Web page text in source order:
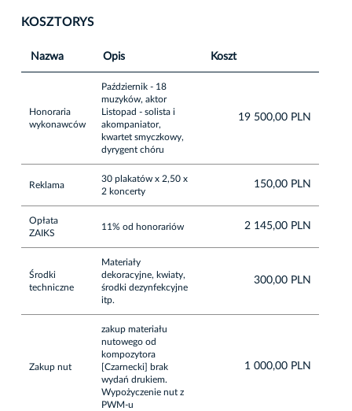
KOSZTORYS
Nazwa Opis Koszt
Honoraria
wykonawców
Październik - 18
muzyków, aktor
Listopad - solista i
akompaniator,
kwartet smyczkowy,
dyrygent chóru
19 500,00 PLN
Reklama
30 plakatów x 2,50 x
2 koncerty
150,00 PLN
Opłata
ZAIKS
11% od honorariów 2 145,00 PLN
Środki
techniczne
Materiały
dekoracyjne, kwiaty,
środki dezynfekcyjne
itp.
300,00 PLN
Zakup nut
zakup materiału
nutowego od
kompozytora
[Czarnecki] brak
wydań drukiem.
Wypożyczenie nut z
PWM-u
1 000,00 PLN